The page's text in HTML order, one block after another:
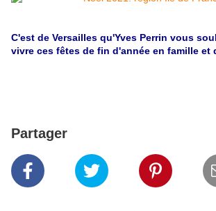
C'est de Versailles qu'Yves Perrin vous
vivre ces fêtes de fin d'année en famille et
Partager